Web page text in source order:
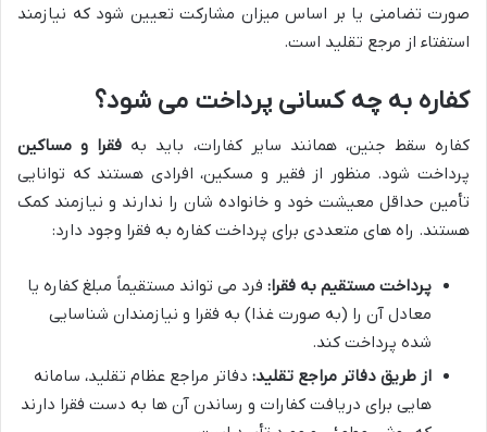
صورت تضامنی یا بر اساس میزان مشارکت تعیین شود که نیازمند
استفتاء از مرجع تقلید است.
کفاره به چه کسانی پرداخت می شود؟
کفاره سقط جنین، همانند سایر کفارات، باید به فقرا و مساکین
پرداخت شود. منظور از فقیر و مسکین، افرادی هستند که توانایی
تأمین حداقل معیشت خود و خانواده شان را ندارند و نیازمند کمک
هستند. راه های متعددی برای پرداخت کفاره به فقرا وجود دارد:
پرداخت مستقیم به فقرا: فرد می تواند مستقیماً مبلغ کفاره یا
معادل آن را (به صورت غذا) به فقرا و نیازمندان شناسایی
شده پرداخت کند.
از طریق دفاتر مراجع تقلید: دفاتر مراجع عظام تقلید، سامانه
هایی برای دریافت کفارات و رساندن آن ها به دست فقرا دارند